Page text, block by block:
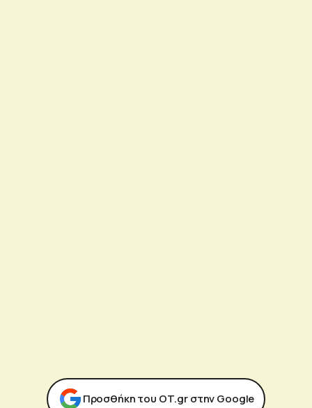
Προσθήκη του ΟΤ.gr στην Google